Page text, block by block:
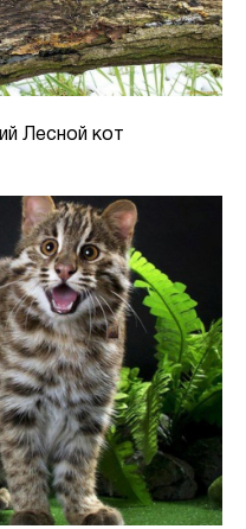
Лесной кот